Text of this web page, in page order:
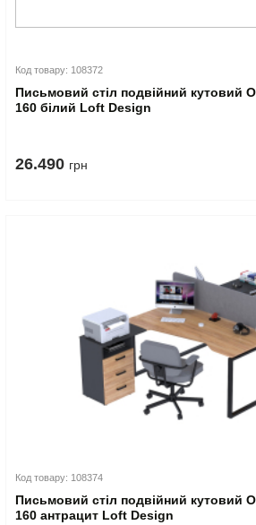
Код товару: 108372
Письмовий стіл подвійний кутовий
160 білий Loft Design
26.490 грн
Код товару: 108374
Письмовий стіл подвійний кутовий
160 антрацит Loft Design